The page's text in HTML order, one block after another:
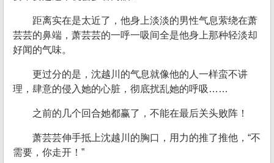
距离实在是太近了，他身上淡淡的男性气息萦绕在萧
芸芸的鼻端，萧芸芸的一呼一吸间全是他身上那种轻淡却
好闻的气味。
更过分的是，沈越川的气息就像他的人一样蛮不讲
理，肆意的侵入她的心脏，彻底扰乱她的呼吸……
之前的几个回合她都赢了，不能在最后关头败阵！
萧芸芸伸手抵上沈越川的胸口，用力的推了推他，“不
需要，你走开！”